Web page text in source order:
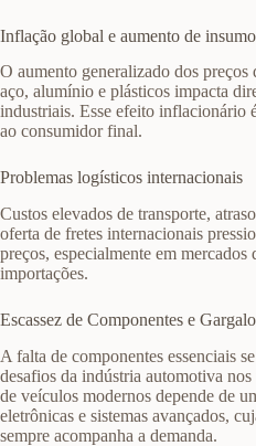
Inflação global e aumento de
O aumento generalizado dos preços
aço, alumínio e plásticos impacta
industriais. Esse efeito inflacionário
ao consumidor final.
Problemas logísticos internacionais
Custos elevados de transporte,
oferta de fretes internacionais
preços, especialmente em mercados
importações.
Escassez de Componentes e
A falta de componentes essenciais
desafios da indústria automotiva
de veículos modernos depende de
eletrônicas e sistemas avançados,
sempre acompanha a demanda.